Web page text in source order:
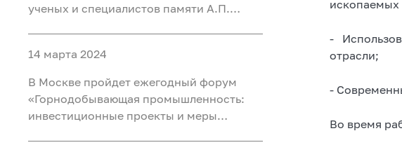
ученых и специалистов памяти А.П.
14 марта 2024
В Москве пройдет ежегодный форум
«Горнодобывающая промышленность:
инвестиционные проекты и меры
ископаемых
-
отрасли;
-
Во время